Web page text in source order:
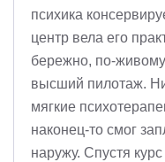
психика
центр вела его
бережно, по-
высший пилотаж.
мягкие
наконец-то смог
наружу. Спустя